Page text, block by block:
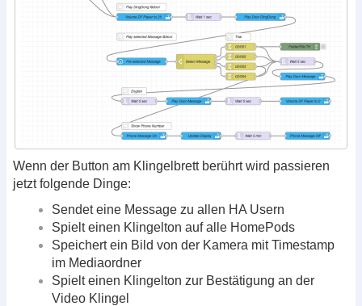
Wenn der Button am Klingelbrett berührt wird passieren
jetzt folgende Dinge:
Sendet eine Message zu allen HA Usern
Spielt einen Klingelton auf alle HomePods
Speichert ein Bild von der Kamera mit Timestamp
im Mediaordner
Spielt einen Klingelton zur Bestätigung an der
Video Klingel